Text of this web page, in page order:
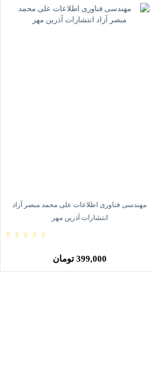
مهندسی فناوری اطلاعات علی محمد مبصر آزاد
انتشارات آذرین مهر
399,000 تومان